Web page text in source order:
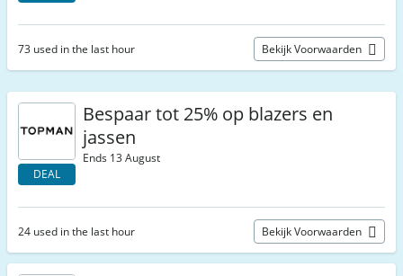
73 used in the last hour Bekijk Voorwaarden
DEAL
Bespaar tot 25% op blazers en
jassen
Ends 13 August
24 used in the last hour Bekijk Voorwaarden